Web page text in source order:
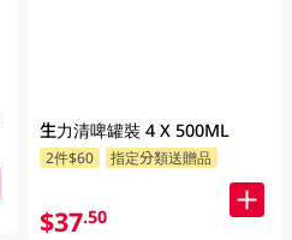
生力清啤罐裝 4 X 500ML
2件$60 指定分類送贈品
$37.50